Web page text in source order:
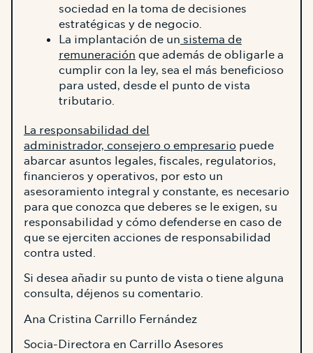
sociedad en la toma de decisiones
estratégicas y de negocio.
La implantación de un sistema de
remuneración que además de obligarle a
cumplir con la ley, sea el más beneficioso
para usted, desde el punto de vista
tributario.
La responsabilidad del
administrador, consejero o empresario puede
abarcar asuntos legales, fiscales, regulatorios,
financieros y operativos, por esto un
asesoramiento integral y constante, es necesario
para que conozca que deberes se le exigen, su
responsabilidad y cómo defenderse en caso de
que se ejerciten acciones de responsabilidad
contra usted.
Si desea añadir su punto de vista o tiene alguna
consulta, déjenos su comentario.
Ana Cristina Carrillo Fernández
Socia-Directora en Carrillo Asesores